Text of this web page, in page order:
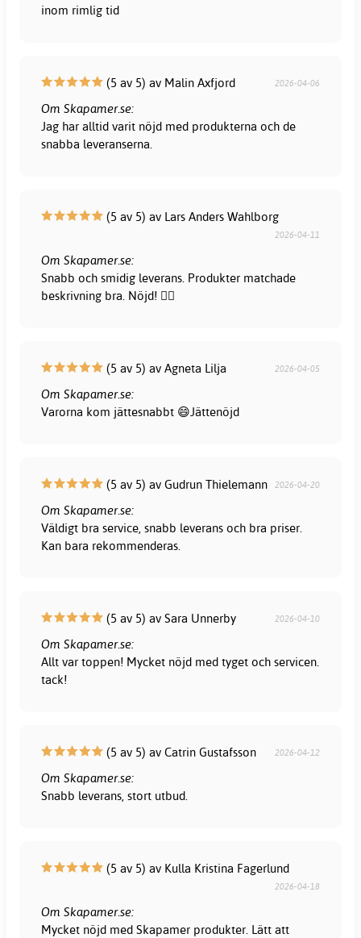
inom rimlig tid
(5 av 5) av Malin Axfjord 2026-04-06
Om Skapamer.se:
Jag har alltid varit nöjd med produkterna och de
snabba leveranserna.
(5 av 5) av Lars Anders Wahlborg
2026-04-11
Om Skapamer.se:
Snabb och smidig leverans. Produkter matchade
beskrivning bra. Nöjd! 👍🏻
(5 av 5) av Agneta Lilja 2026-04-05
Om Skapamer.se:
Varorna kom jättesnabbt 😄Jättenöjd
(5 av 5) av Gudrun Thielemann 2026-04-20
Om Skapamer.se:
Väldigt bra service, snabb leverans och bra priser.
Kan bara rekommenderas.
(5 av 5) av Sara Unnerby 2026-04-10
Om Skapamer.se:
Allt var toppen! Mycket nöjd med tyget och servicen.
tack!
(5 av 5) av Catrin Gustafsson 2026-04-12
Om Skapamer.se:
Snabb leverans, stort utbud.
(5 av 5) av Kulla Kristina Fagerlund
2026-04-18
Om Skapamer.se:
Mycket nöjd med Skapamer produkter. Lätt att